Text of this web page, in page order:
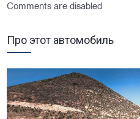
Comments are disabled
Про этот автомобиль